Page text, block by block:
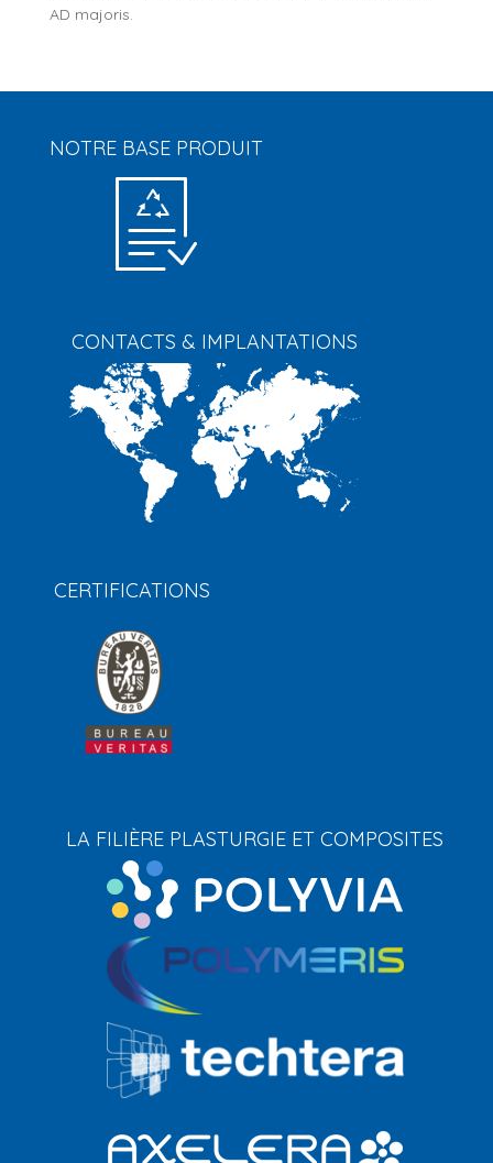
AD majoris.
NOTRE BASE PRODUIT
CONTACTS & IMPLANTATIONS
CERTIFICATIONS
LA FILIÈRE PLASTURGIE ET COMPOSITES